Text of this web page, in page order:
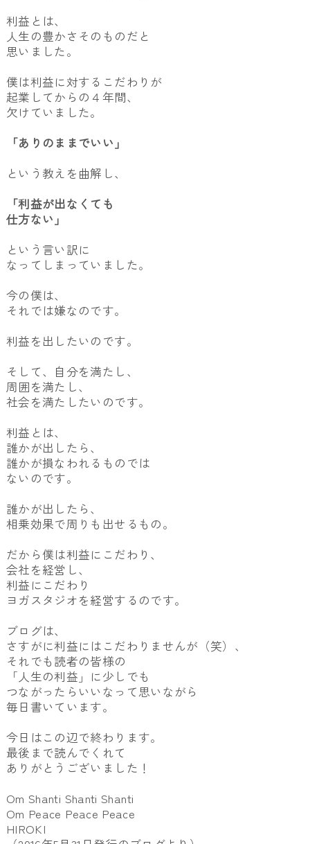
利益とは、
人生の豊かさそのものだと
思いました。
僕は利益に対するこだわりが
起業してからの４年間、
欠けていました。
「ありのままでいい」
という教えを曲解し、
「利益が出なくても
仕方ない」
という言い訳に
なってしまっていました。
今の僕は、
それでは嫌なのです。
利益を出したいのです。
そして、自分を満たし、
周囲を満たし、
社会を満たしたいのです。
利益とは、
誰かが出したら、
誰かが損なわれるものでは
ないのです。
誰かが出したら、
相乗効果で周りも出せるもの。
だから僕は利益にこだわり、
会社を経営し、
利益にこだわり
ヨガスタジオを経営するのです。
ブログは、
さすがに利益にはこだわりませんが（笑）、
それでも読者の皆様の
「人生の利益」に少しでも
つながったらいいなって思いながら
毎日書いています。
今日はこの辺で終わります。
最後まで読んでくれて
ありがとうございました！
Om Shanti Shanti Shanti
Om Peace Peace Peace
HIROKI